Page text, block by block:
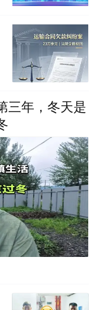
三年，冬天是